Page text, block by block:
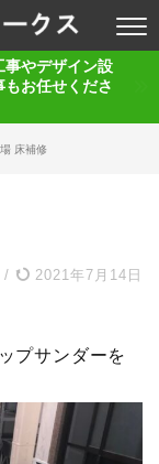
事やデザイン設
お任せくださ
床補修
/ 2021年7月14日
プサンダーを